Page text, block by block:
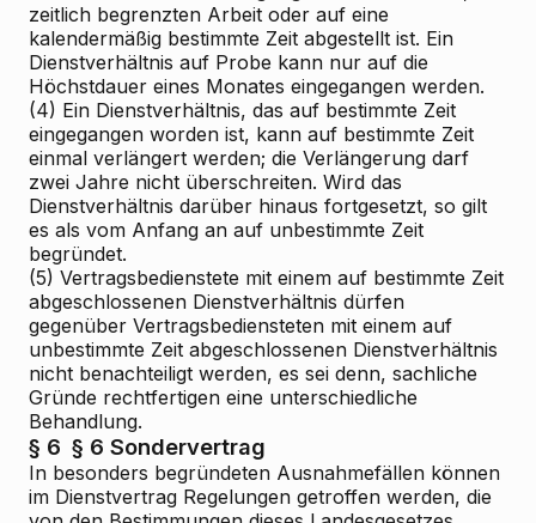
zeitlich begrenzten Arbeit oder auf eine
kalendermäßig bestimmte Zeit abgestellt ist. Ein
Dienstverhältnis auf Probe kann nur auf die
Höchstdauer eines Monates eingegangen werden.
(4) Ein Dienstverhältnis, das auf bestimmte Zeit
eingegangen worden ist, kann auf bestimmte Zeit
einmal verlängert werden; die Verlängerung darf
zwei Jahre nicht überschreiten. Wird das
Dienstverhältnis darüber hinaus fortgesetzt, so gilt
es als vom Anfang an auf unbestimmte Zeit
begründet.
(5) Vertragsbedienstete mit einem auf bestimmte Zeit
abgeschlossenen Dienstverhältnis dürfen
gegenüber Vertragsbediensteten mit einem auf
unbestimmte Zeit abgeschlossenen Dienstverhältnis
nicht benachteiligt werden, es sei denn, sachliche
Gründe rechtfertigen eine unterschiedliche
Behandlung.
§ 6 § 6 Sondervertrag
In besonders begründeten Ausnahmefällen können
im Dienstvertrag Regelungen getroffen werden, die